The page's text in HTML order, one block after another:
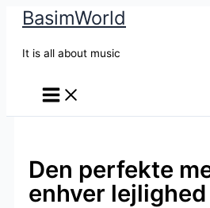
BasimWorld
It is all about music
Den perfekte
enhver lejlighed